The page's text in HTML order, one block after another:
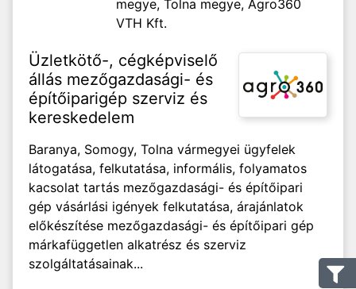
megye, Tolna megye, Agro360
VTH Kft.
Üzletkötő-, cégképviselő
állás mezőgazdasági- és
építőiparigép szerviz és
kereskedelem
Baranya, Somogy, Tolna vármegyei ügyfelek
látogatása, felkutatása, informális, folyamatos
kacsolat tartás mezőgazdasági- és építőipari
gép vásárlási igények felkutatása, árajánlatok
előkészítése mezőgazdasági- és építőipari gép
márkafüggetlen alkatrész és szerviz
szolgáltatásainak...